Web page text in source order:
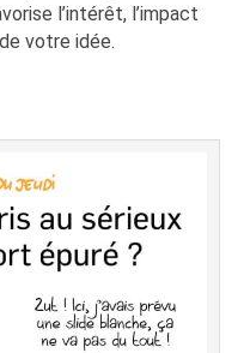
l’intérêt, l’impact
votre idée.